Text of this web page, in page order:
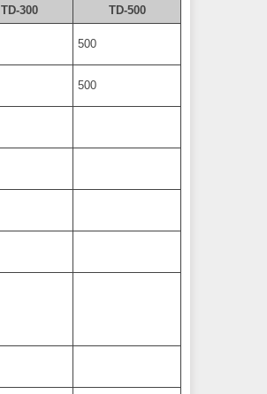
TD-300
TD-500
500
500